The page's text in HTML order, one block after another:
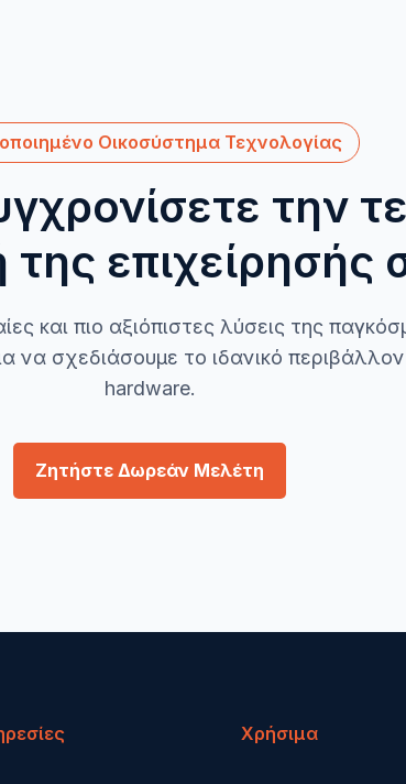
Οικοσύστημα Τεχνολογίας
την
επιχείρησής
και πιο αξιόπιστες λύσεις της
να σχεδιάσουμε το ιδανικό περιβάλλον
hardware.
Ζητήστε Δωρεάν Μελέτη
Χρήσιμα